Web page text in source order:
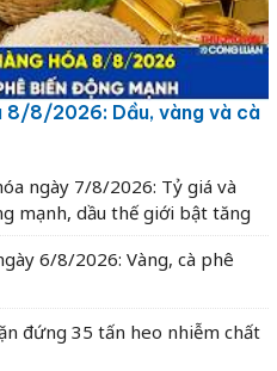
8/8/2026: Dầu, vàng và cà
ngày 7/8/2026: Tỷ giá và
mạnh, dầu thế giới bật tăng
6/8/2026: Vàng, cà phê
đứng 35 tấn heo nhiễm chất